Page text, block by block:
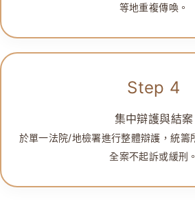
等地重複傳喚。
Step 4
集中辯護與結案
於單一法院/地檢署進行整體辯護，統籌
全案不起訴或緩刑。